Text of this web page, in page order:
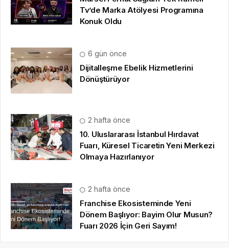
Tv’de Marka Atölyesi Programına
Konuk Oldu
6 gün önce
Dijitalleşme Ebelik Hizmetlerini
Dönüştürüyor
2 hafta önce
10. Uluslararası İstanbul Hırdavat
Fuarı, Küresel Ticaretin Yeni Merkezi
Olmaya Hazırlanıyor
2 hafta önce
Franchise Ekosisteminde Yeni
Dönem Başlıyor: Bayim Olur Musun?
Fuarı 2026 İçin Geri Sayım!